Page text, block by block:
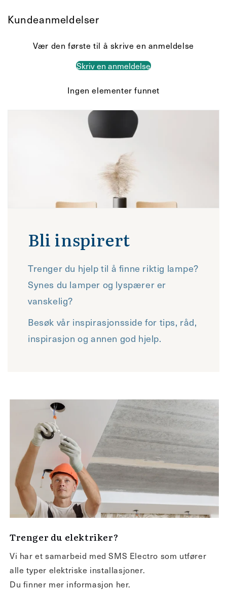
Kundeanmeldelser
Vær den første til å skrive en anmeldelse
Skriv en anmeldelse
Ingen elementer funnet
Bli inspirert
Trenger du hjelp til å finne riktig lampe?
Synes du lamper og lyspærer er
vanskelig?
Besøk vår inspirasjonsside for tips, råd,
inspirasjon og annen god hjelp.
Trenger du elektriker?
Vi har et samarbeid med SMS Electro som utfører
alle typer elektriske installasjoner.
Du finner mer informasjon her.